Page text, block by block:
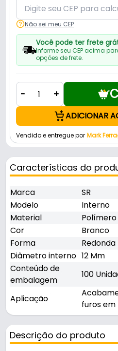
Não sei meu CEP
Você pode ter frete
Informe seu CEP acima
opções de frete.
- +
ADICIONAR
Vendido e entregue por Mark
Características do
Marca
SR
Modelo
Interno
Material
Polímero
Cor
Branco
Forma
Redonda
Diâmetro interno 12 Mm
Conteúdo de
embalagem
100
Aplicação
furos em
Descrição do produto